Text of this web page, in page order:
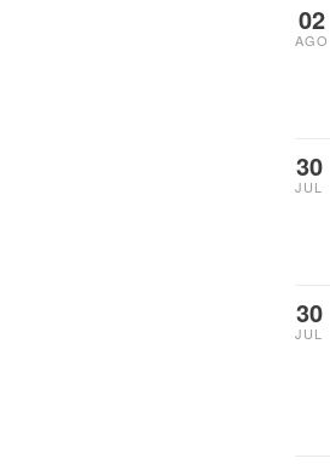
02
AGO
30
JUL
30
JUL